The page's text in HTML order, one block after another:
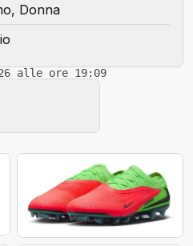
Donna
alle ore 19:09